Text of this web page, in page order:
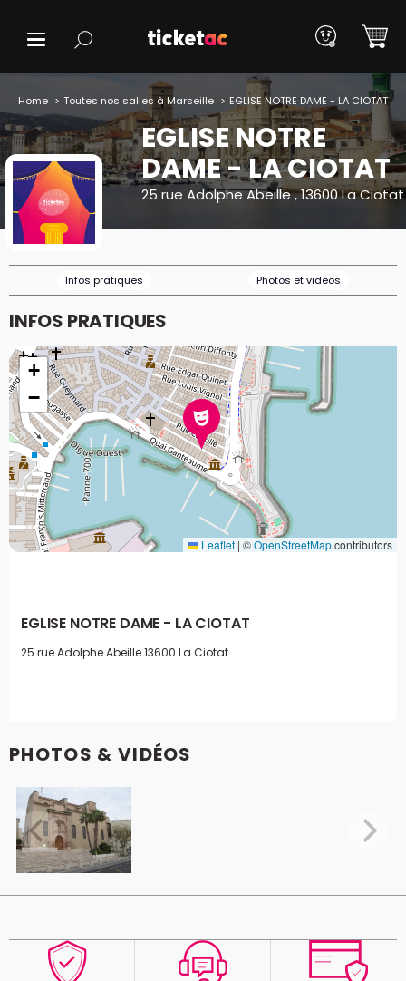
Home Toutes nos salles à Marseille EGLISE NOTRE DAME - LA CIOTAT
EGLISE NOTRE
DAME - LA CIOTAT
25 rue Adolphe Abeille , 13600 La Ciotat
Infos pratiques Photos et vidéos
INFOS PRATIQUES
+
−
Leaflet | ©OpenStreetMapcontributors
EGLISE NOTRE DAME - LA CIOTAT
25 rue Adolphe Abeille13600 La Ciotat
PHOTOS & VIDÉOS